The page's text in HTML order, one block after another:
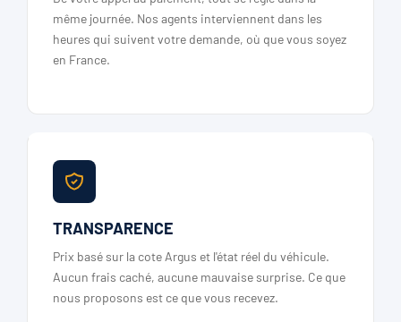
même journée. Nos agents interviennent dans les
heures qui suivent votre demande, où que vous soyez
en France.
TRANSPARENCE
Prix basé sur la cote Argus et l'état réel du véhicule.
Aucun frais caché, aucune mauvaise surprise. Ce que
nous proposons est ce que vous recevez.